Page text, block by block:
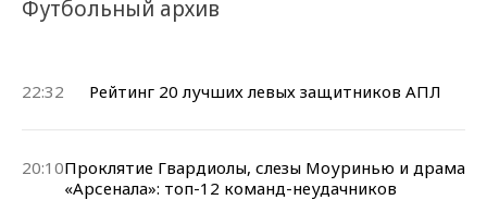
Футбольный архив
22:32 Рейтинг 20 лучших левых защитников АПЛ
20:10Проклятие Гвардиолы, слезы Моуринью и драма
«Арсенала»: топ-12 команд-неудачников